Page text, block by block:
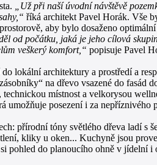
„Už při naší úvodní návštěvě
říká architekt Pavel Horák. Vše
aby bylo dosaženo
od počátku, jaká je jeho cílová
veškerý komfort,“ popisuje Pavel
lokální architektury a prostředí a
na dřevo vsazené do
místnost a velkorysou
posezení i za
přírodní tóny světlého dřeva ladí s
kliky u oken... Kuchyně jsou
pohled do planoucího ohně v jídelní i